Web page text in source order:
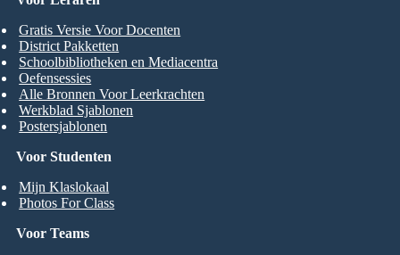
Voor Studenten
Mijn Klaslokaal
Photos For Class
Gratis Versie Voor Docenten
District Pakketten
Schoolbibliotheken en Mediacentra
Oefensessies
Alle Bronnen Voor Leerkrachten
Werkblad Sjablonen
Postersjablonen
Voor Teams